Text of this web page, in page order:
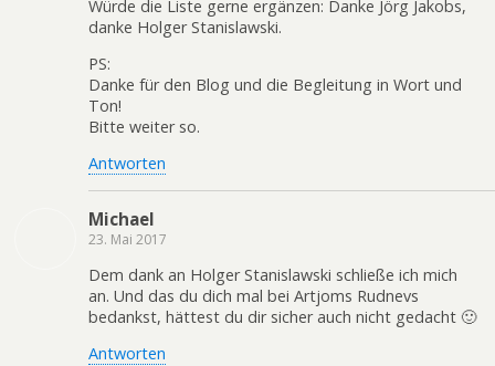
Würde die Liste gerne ergänzen: Danke Jörg Jakobs,
danke Holger Stanislawski.
PS:
Danke für den Blog und die Begleitung in Wort und
Ton!
Bitte weiter so.
Antworten
Michael
23. Mai 2017
Dem dank an Holger Stanislawski schließe ich mich
an. Und das du dich mal bei Artjoms Rudnevs
bedankst, hättest du dir sicher auch nicht gedacht 🙂
Antworten